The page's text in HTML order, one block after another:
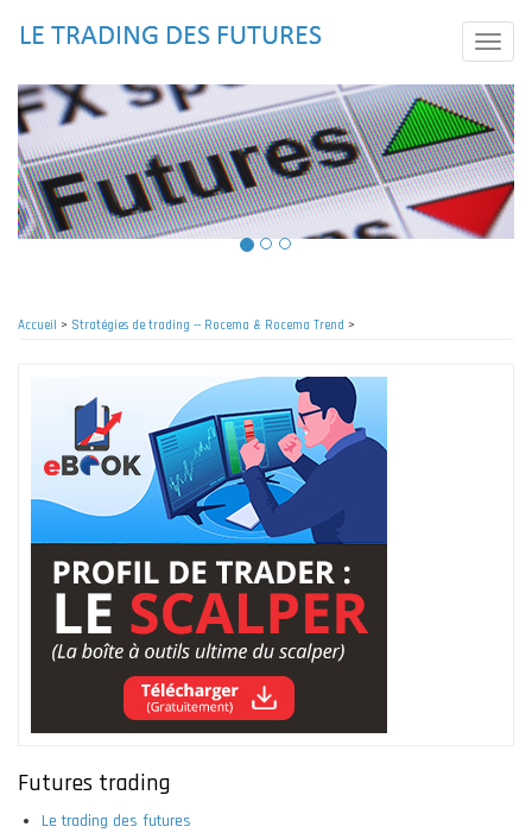
principal
Toggle
Accueil > Stratégies de trading -- Rocema & Rocema Trend >
Futures trading
Le trading des futures